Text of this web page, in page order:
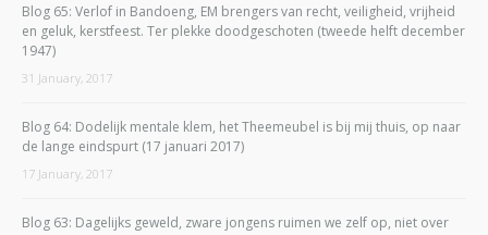
Blog 65: Verlof in Bandoeng, EM brengers van recht, veiligheid, vrijheid
en geluk, kerstfeest. Ter plekke doodgeschoten (tweede helft december
1947)
31 January, 2017
Blog 64: Dodelijk mentale klem, het Theemeubel is bij mij thuis, op naar
de lange eindspurt (17 januari 2017)
17 January, 2017
Blog 63: Dagelijks geweld, zware jongens ruimen we zelf op, niet over